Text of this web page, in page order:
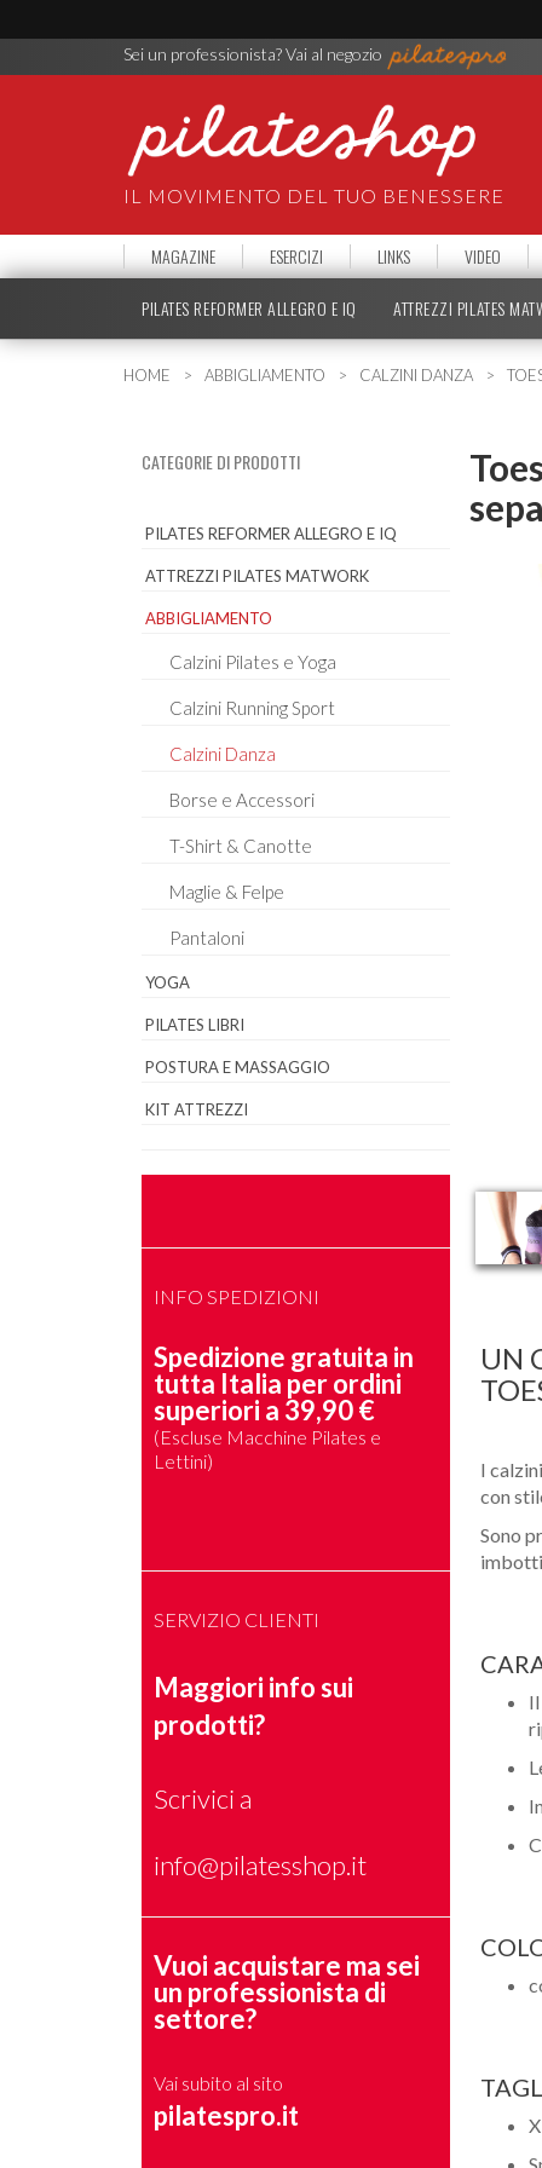
Sei un professionista? Vai al negozio
IL MOVIMENTO DEL TUO BENESSERE
MAGAZINE ESERCIZI LINKS VIDEO
PILATES REFORMER ALLEGRO E IQ ATTREZZI PILATES
HOME ABBIGLIAMENTO CALZINI DANZA
CATEGORIE DI PRODOTTI
PILATES REFORMER ALLEGRO E IQ
ATTREZZI PILATES MATWORK
ABBIGLIAMENTO
Calzini Pilates e Yoga
Calzini Running Sport
Calzini Danza
Borse e Accessori
T-Shirt & Canotte
Maglie & Felpe
Pantaloni
YOGA
PILATES LIBRI
POSTURA E MASSAGGIO
KIT ATTREZZI
INFO SPEDIZIONI
Spedizione gratuita in
tutta Italia per ordini
superiori a 39,90 €
(Escluse Macchine Pilates e
Lettini)
SERVIZIO CLIENTI
Maggiori info sui
prodotti?
Scrivici a
info@pilatesshop.it
Vuoi acquistare ma sei
un professionista di
settore?
Vai subito al sito
pilatespro.it
UN
I
con
Sono